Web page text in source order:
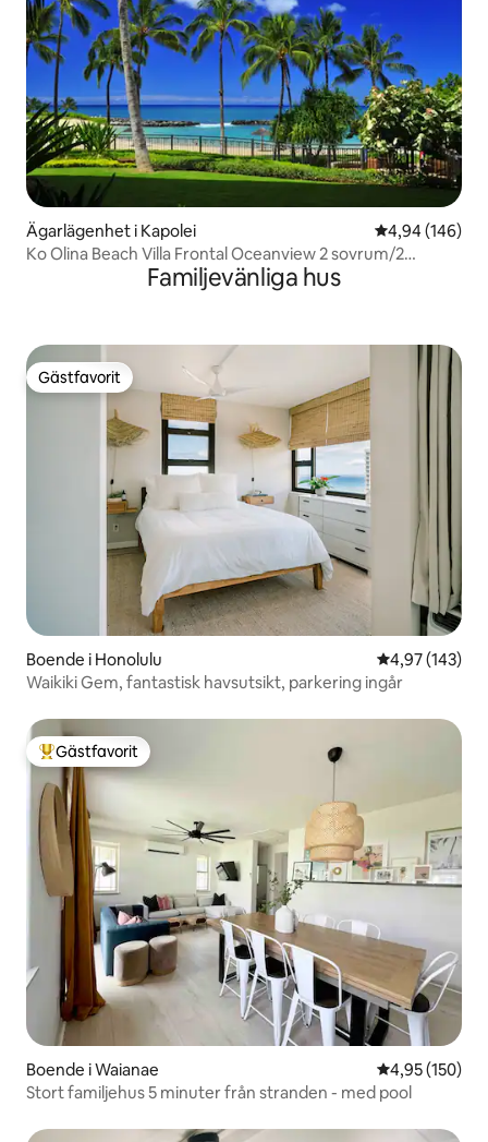
Ägarlägenhet i Kapolei 4,94 av 5 i
4,94 (146)
Ko Olina Beach Villa Frontal Oceanview 2 sovrum/2
Familjevänliga hus
Gästfavorit
Gästfavorit
Boende i Honolulu 4,97 av 5 i
4,97 (143)
Waikiki Gem, fantastisk havsutsikt, parkering ingår
Populär gästfavorit
Gästfavorit
Boende i Waianae 4,95 av 5 i
4,95 (150)
Stort familjehus 5 minuter från stranden - med pool